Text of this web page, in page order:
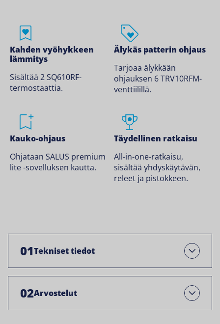
Kahden vyöhykkeen
lämmitys
Sisältää 2 SQ610RF-
termostaattia.
Älykäs patterin ohjaus
Tarjoaa älykkään
ohjauksen 6 TRV10RFM-
venttiilillä.
Kauko-ohjaus
Ohjataan SALUS premium
lite -sovelluksen kautta.
Täydellinen ratkaisu
All-in-one-ratkaisu,
sisältää yhdyskäytävän,
releet ja pistokkeen.
01Tekniset tiedot Avaa
02Arvostelut Open